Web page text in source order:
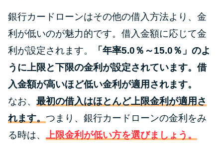
アコムはブラックでも審査に通
る？ 自分がブラックか確かめる
方法
アコムとレイクどっちがいい
の？ カードローンの選び方を徹
底解説！
プロミスの返済方法を徹底解
銀行カードローンはその他の借入方法より、金
利が低いのが魅力的です。借入金額に応じて金
利が設定されます。
「年率5.0％～15.0％」のよ
うに上限と下限の金利が設定されています。借
入金額が高いほど低い金利が適用されます。
なお、 最初の借入はほとんど上限金利が適用さ
れます。 つまり、銀行カードローンの金利をみ
る時は、 上限金利が低い方を選びましょう。